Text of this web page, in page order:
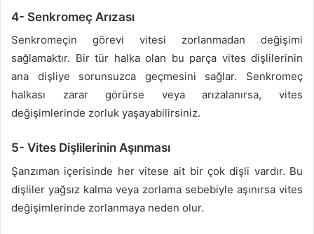
4- Senkromeç Arızası
Senkromeçin görevi vitesi zorlanmadan değişimi
sağlamaktır. Bir tür halka olan bu parça vites dişlilerinin
ana dişliye sorunsuzca geçmesini sağlar. Senkromeç
halkası zarar görürse veya arızalanırsa, vites
değişimlerinde zorluk yaşayabilirsiniz.
5- Vites Dişlilerinin Aşınması
Şanzıman içerisinde her vitese ait bir çok dişli vardır. Bu
dişliler yağsız kalma veya zorlama sebebiyle aşınırsa vites
değişimlerinde zorlanmaya neden olur.